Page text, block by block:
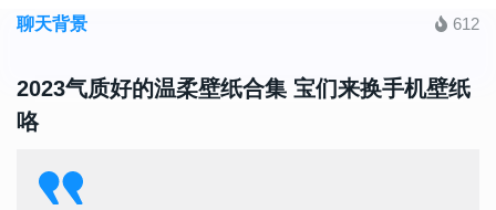
聊天背景 612
2023气质好的温柔壁纸合集 宝们来换手机壁纸
咯